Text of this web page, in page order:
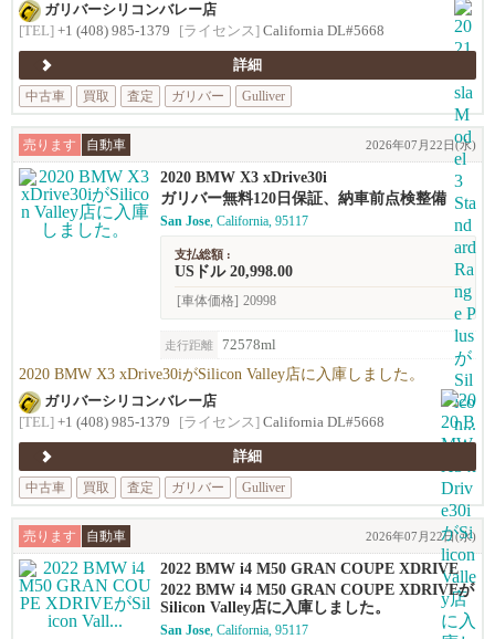
ガリバーシリコンバレー店
[TEL] +1 (408) 985-1379 [ライセンス] California DL#5668
詳細
中古車
買取 査定 ガリバー Gulliver
売ります 自動車 2026年07月22日(水)
2020 BMW X3 xDrive30i
ガリバー無料120日保証、納車前点検整備
San Jose, California, 95117
支払総額 :
USドル 20,998.00
[車体価格] 20998
走行距離 72578ml
2020 BMW X3 xDrive30iがSilicon Valley店に入庫しました。
ガリバーシリコンバレー店
[TEL] +1 (408) 985-1379 [ライセンス] California DL#5668
詳細
中古車
買取 査定 ガリバー Gulliver
売ります 自動車 2026年07月22日(水)
2022 BMW i4 M50 GRAN COUPE XDRIVE
2022 BMW i4 M50 GRAN COUPE XDRIVEが
Silicon Valley店に入庫しました。
San Jose, California, 95117